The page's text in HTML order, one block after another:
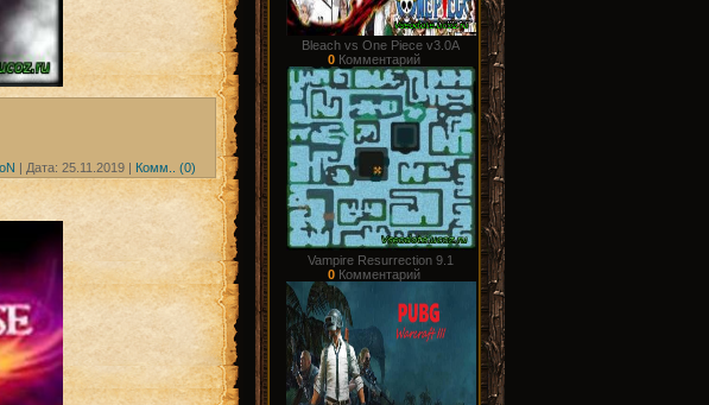
| Дата: 25.11.2019 | Комм.. (0)
Bleach vs One Piece v3.0A
0 Комментарий
Vampire Resurrection 9.1
0 Комментарий